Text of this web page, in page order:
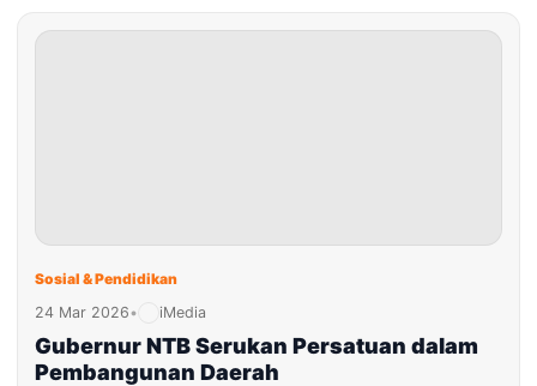
Sosial & Pendidikan
24 Mar 2026• iMedia
Gubernur NTB Serukan Persatuan dalam
Pembangunan Daerah